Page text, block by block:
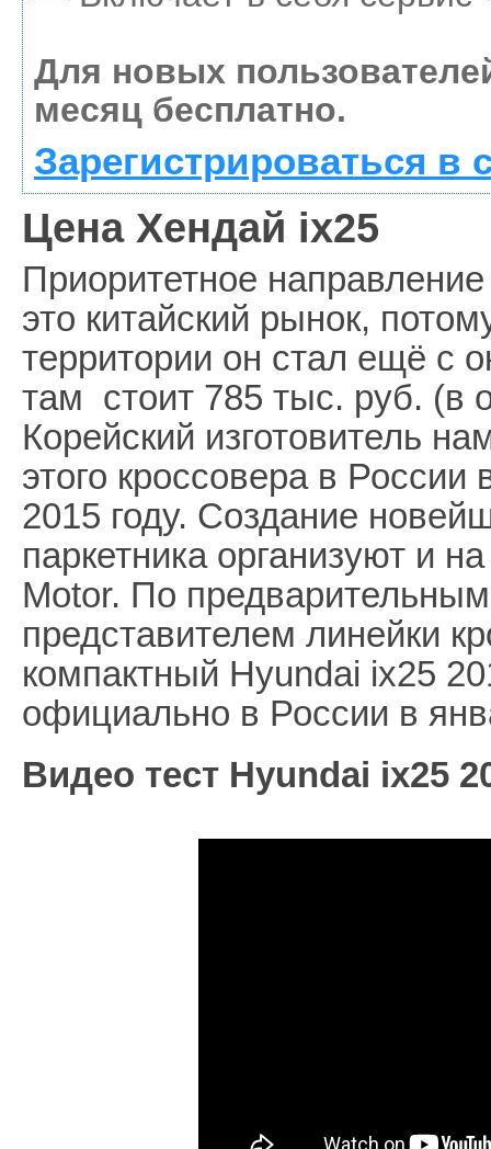
Для новых
месяц бесплатно.
Зарегистрироваться в
Цена Хендай ix25
Приоритетное
это китайский рынок,
территории он стал ещё с
там стоит 785 тыс. руб. (в
Корейский изготовитель
этого кроссовера в России
2015 году. Создание
паркетника организуют и
Motor. По
представителем линейки
компактный Hyundai ix25
официально в России в
Видео тест Hyundai ix25